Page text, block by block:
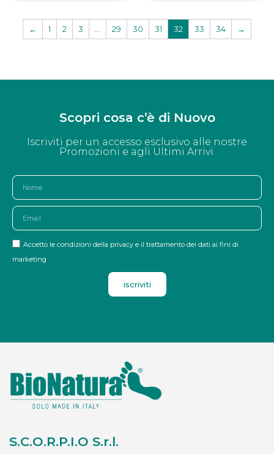
← 1 2 3 29 30 31 32 33 34 →
Scopri cosa c’è di Nuovo
Iscriviti per un accesso esclusivo alle nostre
Promozioni e agli Ultimi Arrivi.
Accetto le condizioni della privacy e il trattamento dei dati ai fini di
marketing
iscriviti
S.C.O.R.P.I.O S.r.l.